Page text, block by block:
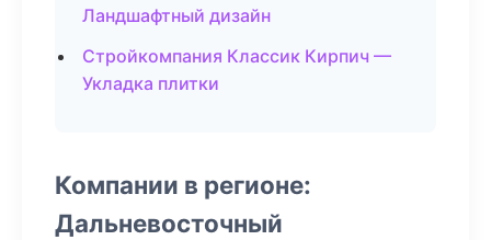
Ландшафтный дизайн
Стройкомпания Классик Кирпич —
Укладка плитки
Компании в регионе:
Дальневосточный